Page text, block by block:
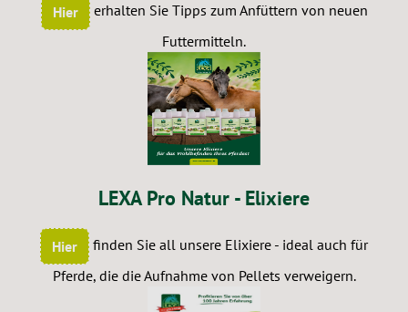
Hier
erhalten Sie Tipps zum Anfüttern von neuen
Futtermitteln.
LEXA Pro Natur - Elixiere
Hier
finden Sie all unsere Elixiere - ideal auch für
Pferde, die die Aufnahme von Pellets verweigern.